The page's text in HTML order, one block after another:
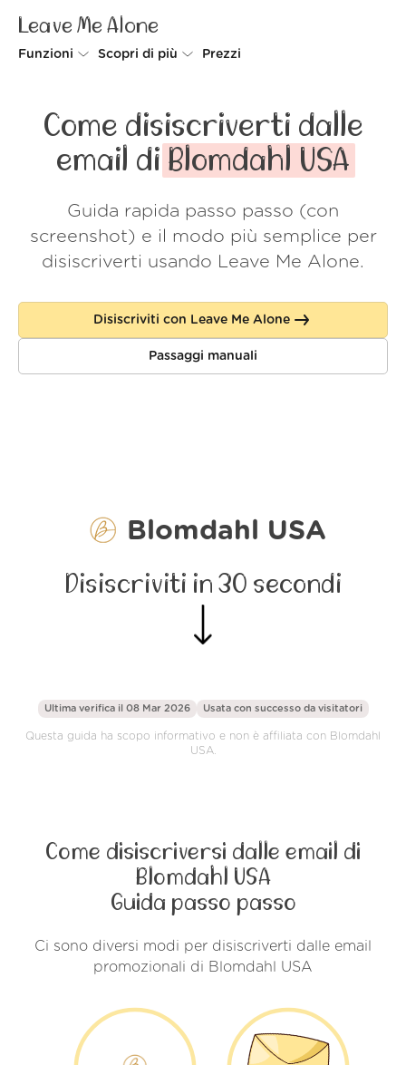
Leave Me Alone
Funzioni
Spam Blocker
Scopri di più
Come funziona
Sicurezza
Wall of Love
Accedi
Prezzi
Come disiscriverti dalle
email di Blomdahl USA
Guida rapida passo passo (con
screenshot) e il modo più semplice per
disiscriverti usando Leave Me Alone.
Disiscriviti con Leave Me Alone
Passaggi manuali
Blomdahl USA
Disiscriviti in 30 secondi
Ultima verifica il 08 Mar 2026 Usata con successo da visitatori
Questa guida ha scopo informativo e non è affiliata con Blomdahl
USA.
Come disiscriversi dalle email di
Blomdahl USA
Guida passo passo
Ci sono diversi modi per disiscriverti dalle email
promozionali di Blomdahl USA